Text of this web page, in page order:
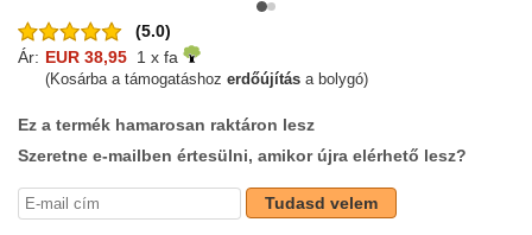
(5.0)
Ár: EUR 38,95 1 x fa
(Kosárba a támogatáshoz erdőújítás a bolygó)
Ez a termék hamarosan raktáron lesz
Szeretne e-mailben értesülni, amikor újra elérhető lesz?
Tudasd velem